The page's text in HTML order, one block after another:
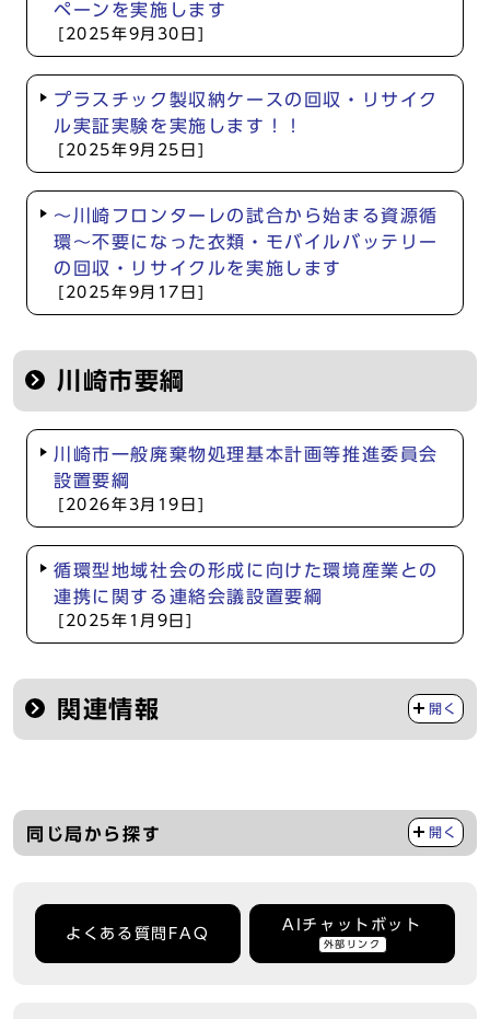
ペーンを実施します
[2025年9月30日]
プラスチック製収納ケースの回収・リサイク
ル実証実験を実施します！！
[2025年9月25日]
～川崎フロンターレの試合から始まる資源循
環～不要になった衣類・モバイルバッテリー
の回収・リサイクルを実施します
[2025年9月17日]
川崎市要綱
川崎市一般廃棄物処理基本計画等推進委員会
設置要綱
[2026年3月19日]
循環型地域社会の形成に向けた環境産業との
連携に関する連絡会議設置要綱
[2025年1月9日]
関連情報 開く
同じ局から探す 開く
よくある質問FAQ
AIチャットボット
外部リンク